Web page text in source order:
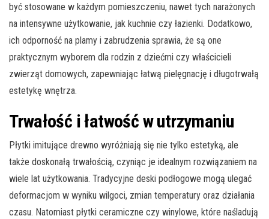
być stosowane w każdym pomieszczeniu, nawet tych narażonych
na intensywne użytkowanie, jak kuchnie czy łazienki. Dodatkowo,
ich odporność na plamy i zabrudzenia sprawia, że są one
praktycznym wyborem dla rodzin z dziećmi czy właścicieli
zwierząt domowych, zapewniając łatwą pielęgnację i długotrwałą
estetykę wnętrza.
Trwałość i łatwość w utrzymaniu
Płytki imitujące drewno wyróżniają się nie tylko estetyką, ale
także doskonałą trwałością, czyniąc je idealnym rozwiązaniem na
wiele lat użytkowania. Tradycyjne deski podłogowe mogą ulegać
deformacjom w wyniku wilgoci, zmian temperatury oraz działania
czasu. Natomiast płytki ceramiczne czy winylowe, które naśladują